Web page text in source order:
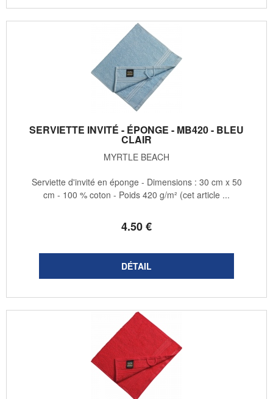
SERVIETTE INVITÉ - ÉPONGE - MB420 - BLEU
CLAIR
MYRTLE BEACH
4.50€
Serviette d'invité en éponge - Dimensions : 30 cm x 50
cm - 100 % coton - Poids 420 g/m² (cet article ...